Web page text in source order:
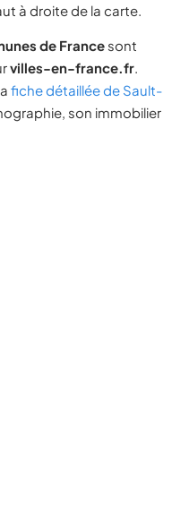
à droite de la carte.
de France sont
villes-en-france.fr.
fiche détaillée de Sault-
son immobilier